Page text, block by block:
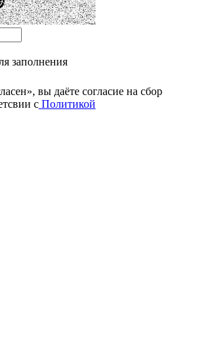
заполнения
вы даёте cогласие на сбор
с Политикой